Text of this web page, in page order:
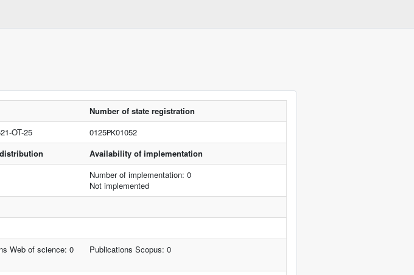
Number of state registration
OT-25
0125РК01052
Availability of implementation
Number of implementation: 0
Not implemented
Web of science: 0 Publications Scopus: 0